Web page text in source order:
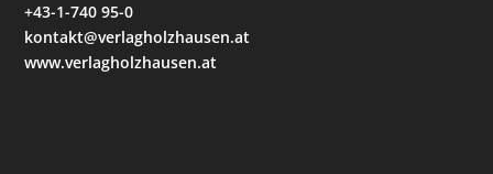
+43-1-740 95-0
kontakt@verlagholzhausen.at
www.verlagholzhausen.at